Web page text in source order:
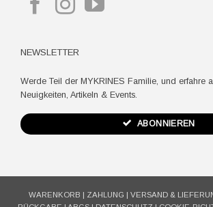
NEWSLETTER
Werde Teil der MYKRINES Familie, und erfahre
Neuigkeiten, Artikeln & Events.
ABONNIEREN
WARENKORB | ZAHLUNG | VERSAND &